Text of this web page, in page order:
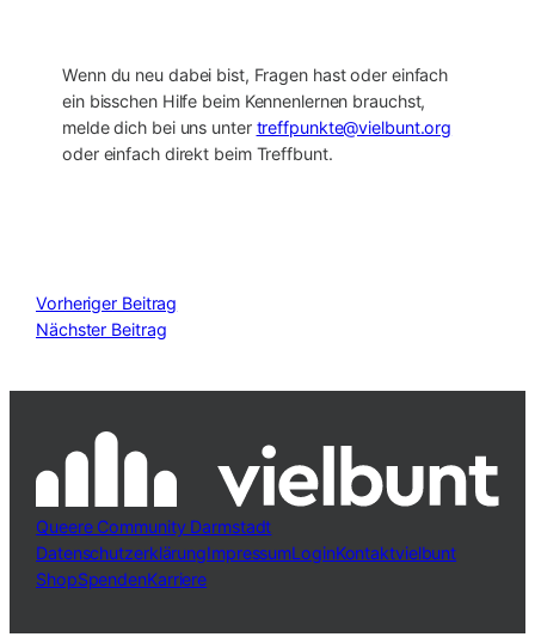
Wenn du neu dabei bist, Fragen hast oder einfach
ein bisschen Hilfe beim Kennenlernen brauchst,
melde dich bei uns unter treffpunkte@vielbunt.org
oder einfach direkt beim Treffbunt.
Vorheriger Beitrag
Nächster Beitrag
Queere Community Darmstadt
DatenschutzerklärungImpressumLoginKontaktvielbunt
ShopSpendenKarriere